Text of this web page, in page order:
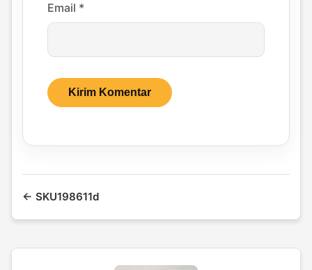
Email *
← SKU198611d